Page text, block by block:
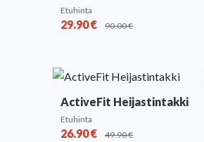
Etuhinta
29.90€ 90.00€
ActiveFit Heijastintakki
Etuhinta
26.90€ 49.90€